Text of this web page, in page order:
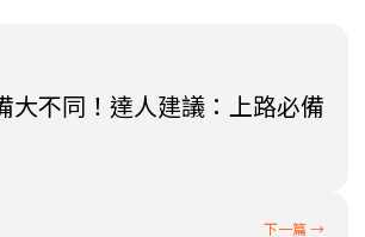
大不同！達人建議：上路必備